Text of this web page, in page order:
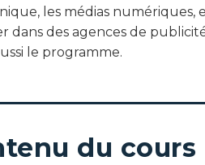
les médias numériques,
dans des agences de
le programme.
du cours